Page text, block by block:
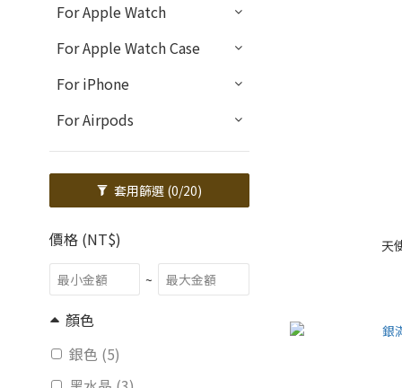
For Apple Watch
For Apple Watch Case
For iPhone
For Airpods
套用篩選 (0/20)
價格 (NT$)
~
顏色
銀色 (5)
天